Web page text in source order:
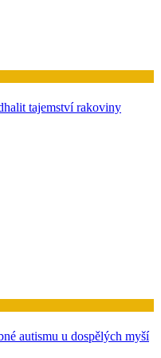
tajemství rakoviny
autismu u dospělých myší